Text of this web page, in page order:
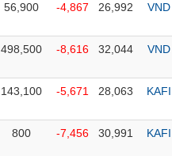
56,900 -4,867 26,992 VND
498,500 -8,616 32,044 VND
143,100 -5,671 28,063 KAFI
800 -7,456 30,991 KAFI